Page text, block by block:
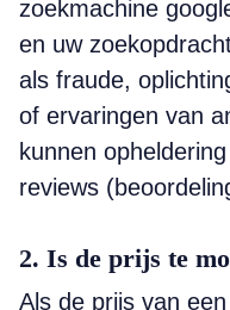
zoekmachine
en uw
als fraude,
of ervaringen van
kunnen
reviews
2. Is de prijs te
Als de prijs van